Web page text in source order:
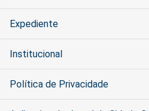
Expediente
Institucional
Política de Privacidade